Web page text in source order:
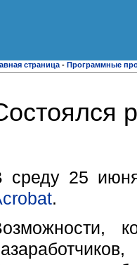
страница - Программные
среду 25
.